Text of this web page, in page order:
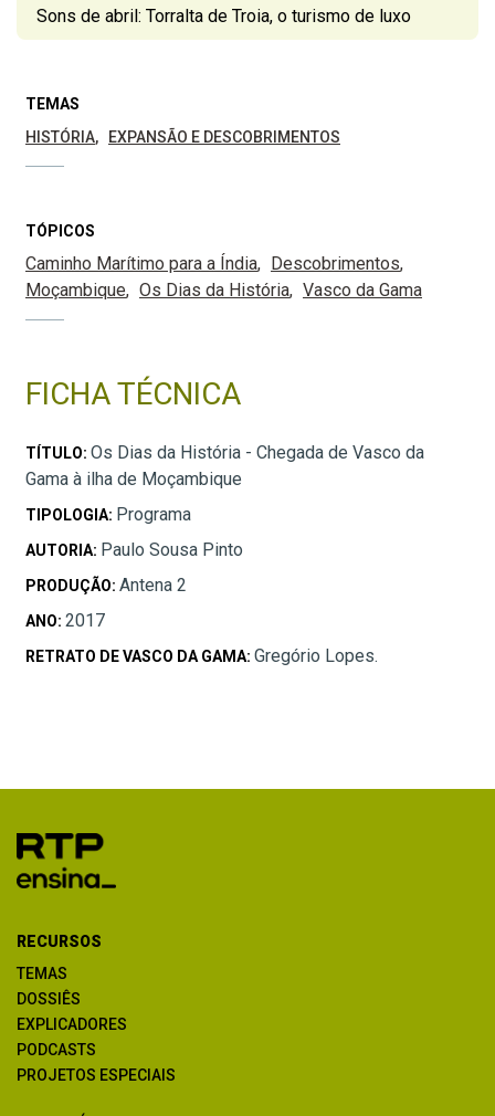
Sons de abril: Torralta de Troia, o turismo de luxo
TEMAS
HISTÓRIA
EXPANSÃO E DESCOBRIMENTOS
TÓPICOS
Caminho Marítimo para a Índia
Descobrimentos
Moçambique
Os Dias da História Vasco da Gama
FICHA TÉCNICA
TÍTULO: Os Dias da História - Chegada de Vasco da
Gama à ilha de Moçambique
TIPOLOGIA: Programa
AUTORIA: Paulo Sousa Pinto
PRODUÇÃO: Antena 2
ANO: 2017
RETRATO DE VASCO DA GAMA: Gregório Lopes.
RECURSOS
TEMAS
DOSSIÊS
EXPLICADORES
PODCASTS
PROJETOS ESPECIAIS